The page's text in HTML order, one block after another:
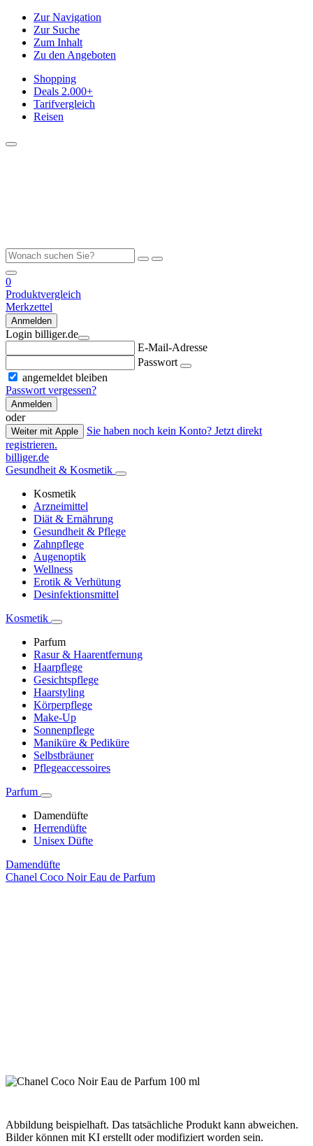
Zur Navigation
Zur Suche
Zum Inhalt
Zu den Angeboten
Shopping
Deals 2.000+
Tarifvergleich
Reisen
0
Produktvergleich
Merkzettel
Anmelden
Login billiger.de
E-Mail-Adresse
Passwort
angemeldet bleiben
Passwort vergessen?
Anmelden
oder
Weiter mit Apple
Sie haben noch kein Konto? Jetzt direkt
registrieren.
billiger.de
Gesundheit & Kosmetik
Kosmetik
Arzneimittel
Diät & Ernährung
Gesundheit & Pflege
Zahnpflege
Augenoptik
Wellness
Erotik & Verhütung
Desinfektionsmittel
Kosmetik
Parfum
Rasur & Haarentfernung
Haarpflege
Gesichtspflege
Haarstyling
Körperpflege
Make-Up
Sonnenpflege
Maniküre & Pediküre
Selbstbräuner
Pflegeaccessoires
Parfum
Damendüfte
Herrendüfte
Unisex Düfte
Damendüfte
Chanel Coco Noir Eau de Parfum
Abbildung beispielhaft. Das tatsächliche Produkt kann abweichen.
Bilder können mit KI erstellt oder modifiziert worden sein.